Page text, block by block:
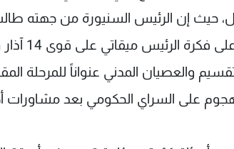
حيث إن الرئيس السنيورة من جهته
(كان
والعصيان المدني عنواناً للمرحلة
على السراي الحكومي بعد مشاورات